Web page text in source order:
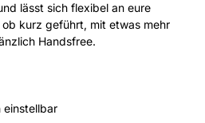
lässt sich flexibel an eure
kurz geführt, mit etwas mehr
Handsfree.
einstellbar